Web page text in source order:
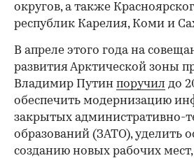
округов, а также
республик Карелия, Коми и
В апреле этого года на
развития Арктической зоны
Владимир Путин поручил до
обеспечить модернизацию
закрытых административно-
образований (ЗАТО), уделить
созданию новых рабочих